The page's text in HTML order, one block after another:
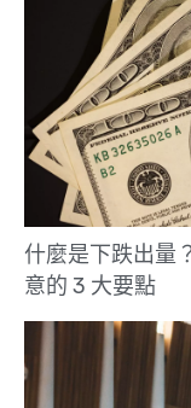
什麼是下跌出量
意的 3 大要點